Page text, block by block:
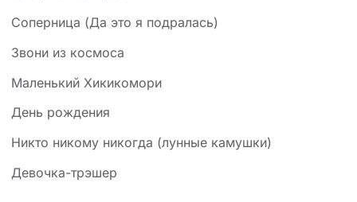
Соперница (Да это я подралась)
Звони из космоса
Маленький Хикикомори
День рождения
Никто никому никогда (лунные камушки)
Девочка-трэшер